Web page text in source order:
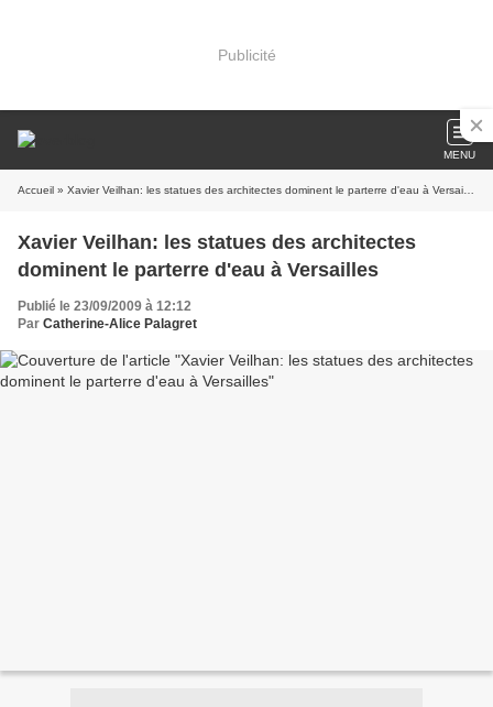
Publicité
MENU
Accueil » Xavier Veilhan: les statues des architectes dominent le parterre d'eau à Versailles
Xavier Veilhan: les statues des architectes
dominent le parterre d'eau à Versailles
Publié le 23/09/2009 à 12:12
Par Catherine-Alice Palagret